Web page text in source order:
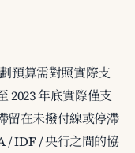
預算需對照實際支
2023 年底實際僅支
留在未撥付線或停滯
/ IDF / 央行之間的協